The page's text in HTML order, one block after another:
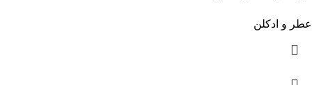
عطر و ادکلن